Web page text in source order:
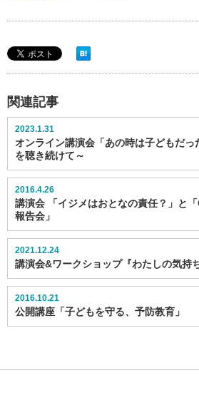
関連記事
2023.1.31
オンライン講演会「あの時は子どもだっ
を聴き続けて～
2016.4.26
講演会 「イジメはおとなの責任？」と
報告会」
2021.12.24
講演会&ワークショップ『わたしの気持
2016.10.21
公開講座「子どもを守る、予防教育」